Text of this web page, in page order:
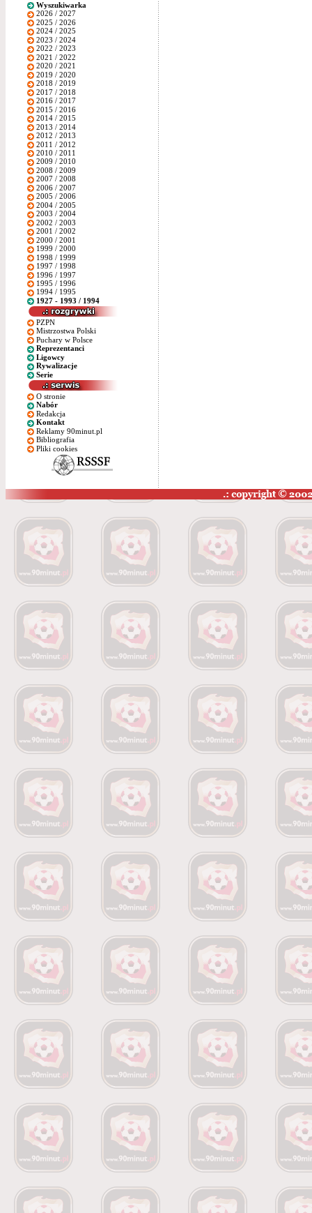
Wyszukiwarka
2026 / 2027
2025 / 2026
2024 / 2025
2023 / 2024
2022 / 2023
2021 / 2022
2020 / 2021
2019 / 2020
2018 / 2019
2017 / 2018
2016 / 2017
2015 / 2016
2014 / 2015
2013 / 2014
2012 / 2013
2011 / 2012
2010 / 2011
2009 / 2010
2008 / 2009
2007 / 2008
2006 / 2007
2005 / 2006
2004 / 2005
2003 / 2004
2002 / 2003
2001 / 2002
2000 / 2001
1999 / 2000
1998 / 1999
1997 / 1998
1996 / 1997
1995 / 1996
1994 / 1995
1927 - 1993 / 1994
PZPN
Mistrzostwa Polski
Puchary w Polsce
Reprezentanci
Ligowcy
Rywalizacje
Serie
O stronie
Nabór
Redakcja
Kontakt
Reklamy 90minut.pl
Bibliografia
Pliki cookies